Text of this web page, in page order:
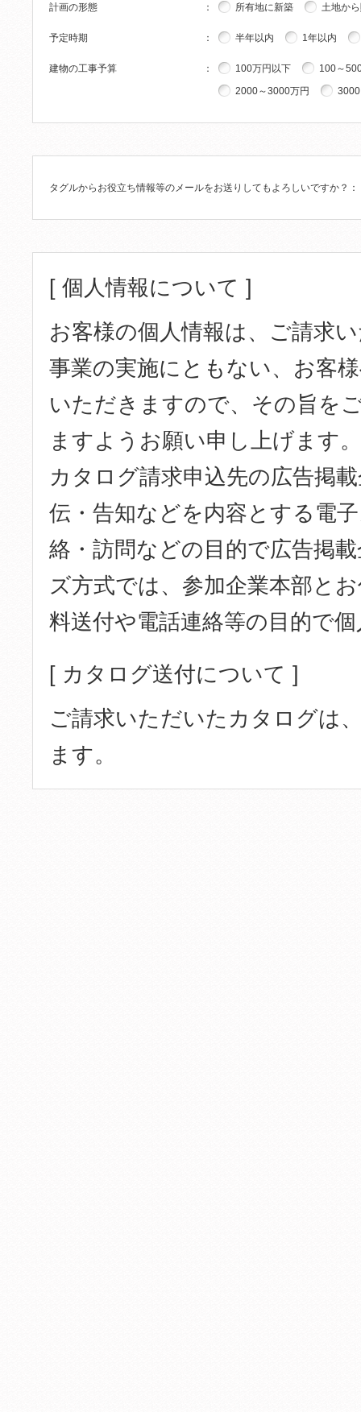
計画の形態 ： 所有地に新築 土地か
予定時期 ： 半年以内 1年以内
建物の工事予算 ： 100万円以下
100～
2000～3000万円
タグルからお役立ち情報等のメールをお送りしてもよろしいですか？ ：
[ 個人情報について ]
お客様の個人情報は、ご請求
事業の実施にともない、お客
いただきますので、その旨を
ますようお願い申し上げます
カタログ請求申込先の広告掲
伝・告知などを内容とする電
絡・訪問などの目的で広告掲
ズ方式では、参加企業本部と
料送付や電話連絡等の目的で
[ カタログ送付について ]
ご請求いただいたカタログは
ます。